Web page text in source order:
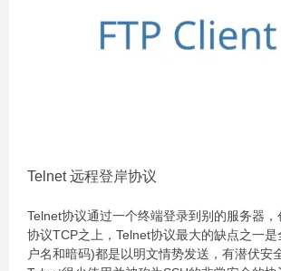
Telnet 远程登岸协议
Telnet协议通过一个终端登录到别的服务器
协议TCP之上，Telnet协议最大的缺点之一是
户名和暗码)都是以明文情势发送，有潜伏安